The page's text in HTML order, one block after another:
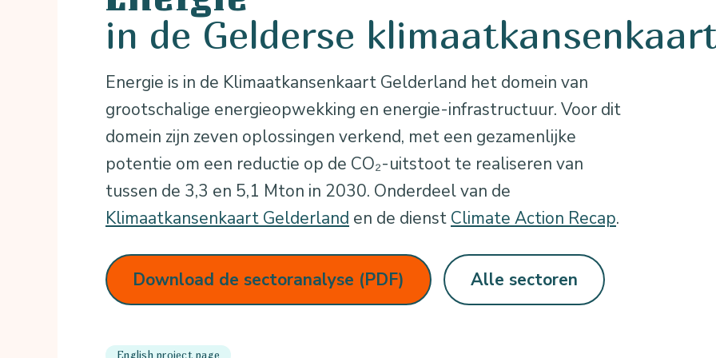
in de Gelderse
Energie is in de Klimaatkansenkaart Gelderland het domein van
grootschalige energieopwekking en energie-infrastructuur. Voor dit
domein zijn zeven oplossingen verkend, met een gezamenlijke
potentie om een reductie op de CO₂-uitstoot te realiseren van
tussen de 3,3 en 5,1 Mton in 2030. Onderdeel van de
Klimaatkansenkaart Gelderland en de dienst Climate Action Recap.
Download de sectoranalyse (PDF) Alle sectoren
English project page